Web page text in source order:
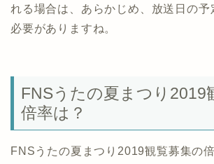
れる場合は、あらかじめ、放送日の予
必要がありますね。
FNSうたの夏まつり2019
倍率は？
FNSうたの夏まつり2019観覧募集の